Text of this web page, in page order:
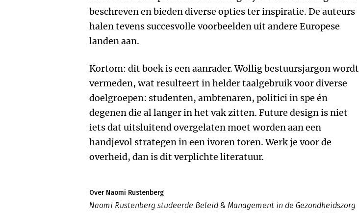
beschreven en bieden diverse opties ter inspiratie. De auteurs
halen tevens succesvolle voorbeelden uit andere Europese
landen aan.
Kortom: dit boek is een aanrader. Wollig bestuursjargon wordt
vermeden, wat resulteert in helder taalgebruik voor diverse
doelgroepen: studenten, ambtenaren, politici in spe én
degenen die al langer in het vak zitten. Future design is niet
iets dat uitsluitend overgelaten moet worden aan een
handjevol strategen in een ivoren toren. Werk je voor de
overheid, dan is dit verplichte literatuur.
Over Naomi Rustenberg
Naomi Rustenberg studeerde Beleid & Management in de Gezondheidszorg